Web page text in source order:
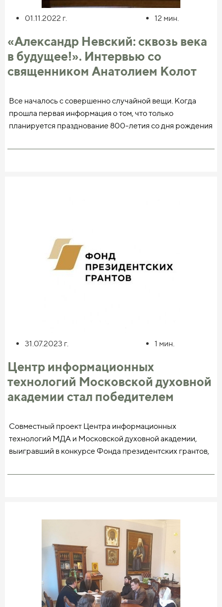
01.11.2022 г. 12 мин.
«Александр Невский: сквозь века
в будущее!». Интервью со
священником Анатолием Колот
Все началось с совершенно случайной вещи. Когда
прошла первая информация о том, что только
планируется празднование 800-летия со дня рождения
о жизни князя, его основных деяниях, но когда полез в
сомнительным или как минимум совершенно не
интересным. Вот тогда и стало понятно, что нужно
заполнить эту лакуну. Очень важно, что нам удалось в
2019 году выиграть Президентский грант, который
Не первый и, надеюсь, не последний. Киностудия
Московской духовной академии «Богослов» работает с
2010 года и за это время мы реализовали целый ряд
просветительских, информационных проектов. Это и
«Лица Академии», цикл о профессорах и
создание портала [bogoslov.tv](http://bogoslov.tv/), и
небезызвестный проект «Разговор на ты», в котором
Владимир Романович Легойда беседует на разные
в окрестностях Троице-Сергиевой лавры — такие, так
фильмы теперь можно нередко встретить на просторах
сети. Киностудия также участвовала в проекте
Академия веры, в рамках которого вышли в свет 40
анимационных фильмов. В некоторых проектах я
выступал в качестве продюсера, в других — в качестве
руководителя проекта.
31.07.2023 г. 1 мин.
Центр информационных
технологий Московской духовной
академии стал победителем
Совместный проект Центра информационных
технологий МДА и Московской духовной академии,
выигравший в конкурсе Фонда президентских грантов,
научно-образовательного пространства «Богословы
православная теология (богословие).
Цель проекта ー дать возможность научному
сообществу оперативно получать информацию о
текущих научных проектах и событиях в области
богословской науки, стимулировать обмен научными
достижениями и активизировать профессиональное